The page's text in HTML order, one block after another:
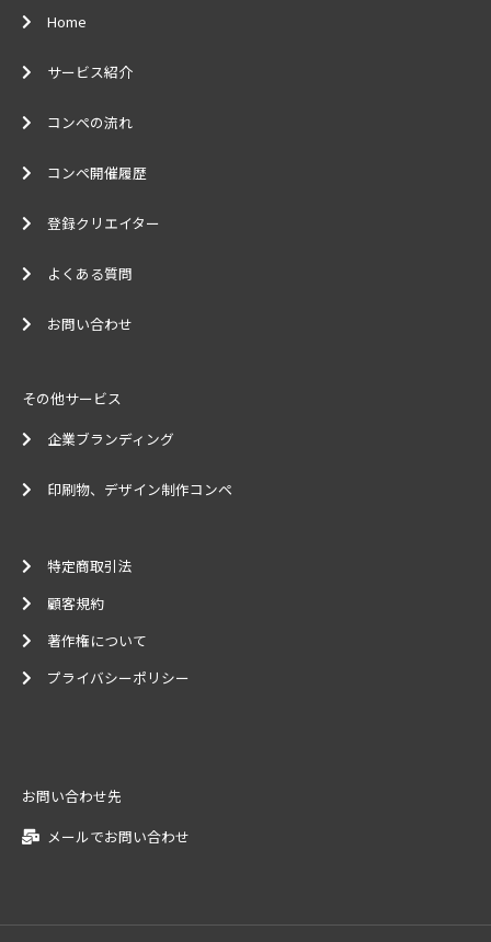
Home
サービス紹介
コンペの流れ
コンペ開催履歴
登録クリエイター
よくある質問
お問い合わせ
その他サービス
企業ブランディング
印刷物、デザイン制作コンペ
特定商取引法
顧客規約
著作権について
プライバシーポリシー
お問い合わせ先
メールでお問い合わせ